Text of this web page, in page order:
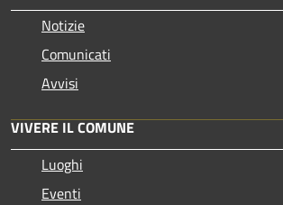
Notizie
Comunicati
Avvisi
VIVERE IL COMUNE
Luoghi
Eventi